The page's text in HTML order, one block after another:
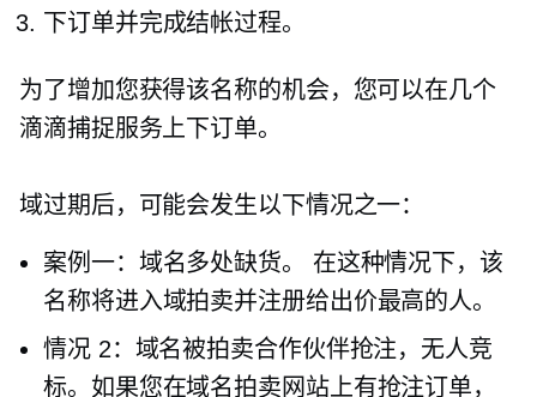
下订单并完成结帐过程。
为了增加您获得该名称的机会，您可以在几个
滴滴捕捉服务上下订单。
域过期后，可能会发生以下情况之一：
案例一：域名多处缺货。 在这种情况下，该
名称将进入域拍卖并注册给出价最高的人。
情况 2：域名被拍卖合作伙伴抢注，无人竞
标。如果您在域名拍卖网站上有抢注订单，